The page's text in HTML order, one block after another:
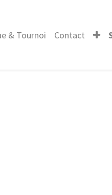
& Tournoi Contact